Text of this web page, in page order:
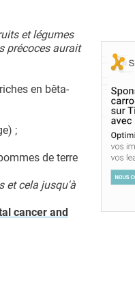
et légumes
précoces aurait
en bêta-
;
de terre
et cela jusqu'à
cancer and